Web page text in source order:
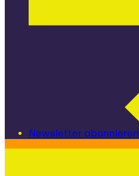
Newsletter abonnieren